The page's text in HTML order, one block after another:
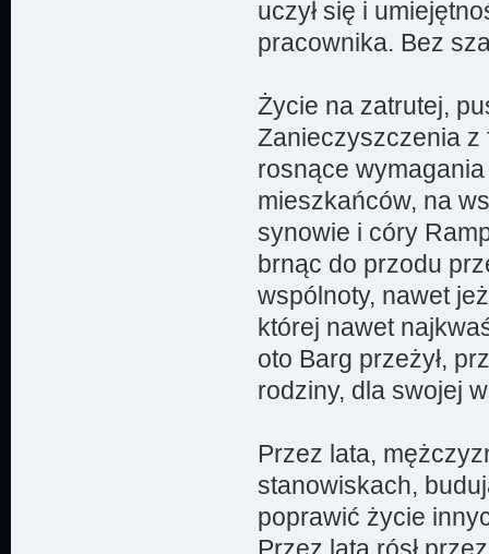
uczył się i
pracownika. Bez
Życie na zatrutej,
Zanieczyszczenia z
rosnące
mieszkańców, na
synowie i córy
brnąc do przodu
wspólnoty, nawet
której nawet
oto Barg przeżył,
rodziny, dla swojej
Przez lata,
stanowiskach,
poprawić życie